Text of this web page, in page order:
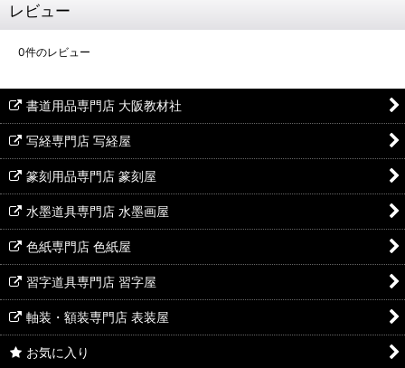
レビュー
0件のレビュー
書道用品専門店 大阪教材社
写経専門店 写経屋
篆刻用品専門店 篆刻屋
水墨道具専門店 水墨画屋
色紙専門店 色紙屋
習字道具専門店 習字屋
軸装・額装専門店 表装屋
お気に入り